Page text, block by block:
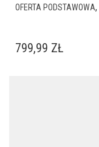
OFERTA PODSTAWOWA,
799,99 ZŁ